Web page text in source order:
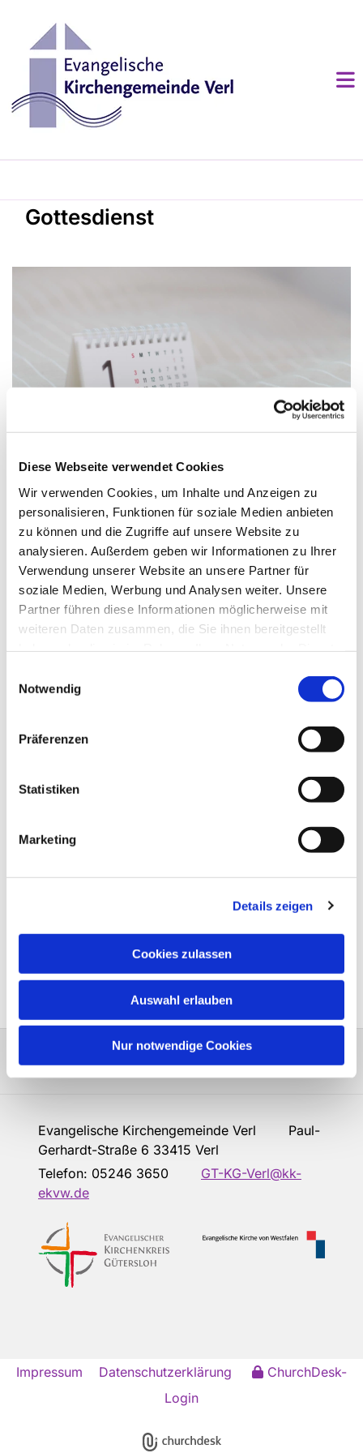
Diese Webseite verwendet Cookies
Wir verwenden Cookies, um Inhalte und Anzeigen zu
personalisieren, Funktionen für soziale Medien anbieten
zu können und die Zugriffe auf unsere Website zu
analysieren. Außerdem geben wir Informationen zu Ihrer
Verwendung unserer Website an unsere Partner für
soziale Medien, Werbung und Analysen weiter. Unsere
Partner führen diese Informationen möglicherweise mit
weiteren Daten zusammen, die Sie ihnen bereitgestellt
Notwendig
Präferenzen
Statistiken
Marketing
Details zeigen
Cookies zulassen
Auswahl erlauben
Nur notwendige Cookies
Gottesdienst
Sonntag, 22. November 2026, 10:00
Uhr
Erlöserkirche, Paul-Gerhardt-Str. 6,
33415 Verl
Evangelische Kirchengemeinde Verl Paul-
Gerhardt-Straße 6 33415 Verl
Telefon: 05246 3650
GT-KG-Verl@kk-
ekvw.de
Impressum Datenschutzerklärung
ChurchDesk-
Login